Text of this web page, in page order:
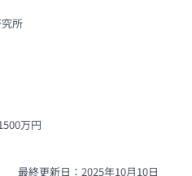
所
万円
最終更新日：2025年10月10日